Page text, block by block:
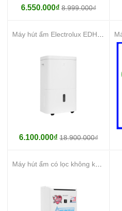
6.550.000₫8.999.000₫
6.100.000₫18.900.000₫